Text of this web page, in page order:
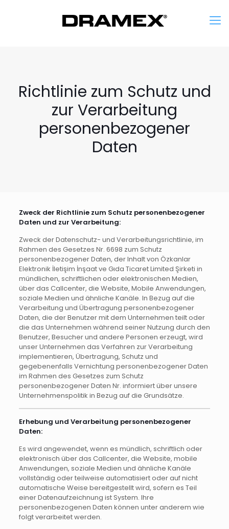
Richtlinie zum Schutz und
zur Verarbeitung
personenbezogener
Daten
Zweck der Richtlinie zum Schutz personenbezogener
Daten und zur Verarbeitung:
Zweck der Datenschutz- und Verarbeitungsrichtlinie, im
Rahmen des Gesetzes Nr. 6698 zum Schutz
personenbezogener Daten, der Inhalt von Özkanlar
Elektronik İletişim İnşaat ve Gıda Ticaret Limited Şirketi in
mündlichen, schriftlichen oder elektronischen Medien,
über das Callcenter, die Website, Mobile Anwendungen,
soziale Medien und ähnliche Kanäle. In Bezug auf die
Verarbeitung und Übertragung personenbezogener
Daten, die der Benutzer mit dem Unternehmen teilt oder
die das Unternehmen während seiner Nutzung durch den
Benutzer, Besucher und andere Personen erzeugt, wird
unser Unternehmen das Verfahren zur Verarbeitung
implementieren, Übertragung, Schutz und
gegebenenfalls Vernichtung personenbezogener Daten
im Rahmen des Gesetzes zum Schutz
personenbezogener Daten Nr. informiert über unsere
Unternehmenspolitik in Bezug auf die Grundsätze.
Erhebung und Verarbeitung personenbezogener
Daten:
Es wird angewendet, wenn es mündlich, schriftlich oder
elektronisch über das Callcenter, die Website, mobile
Anwendungen, soziale Medien und ähnliche Kanäle
vollständig oder teilweise automatisiert oder auf nicht
automatische Weise bereitgestellt wird, sofern es Teil
einer Datenaufzeichnung ist System. Ihre
personenbezogenen Daten können unter anderem wie
folgt verarbeitet werden.